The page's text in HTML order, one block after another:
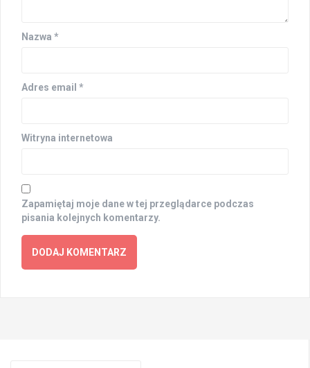
Nazwa *
Adres email *
Witryna internetowa
Zapamiętaj moje dane w tej przeglądarce podczas
pisania kolejnych komentarzy.